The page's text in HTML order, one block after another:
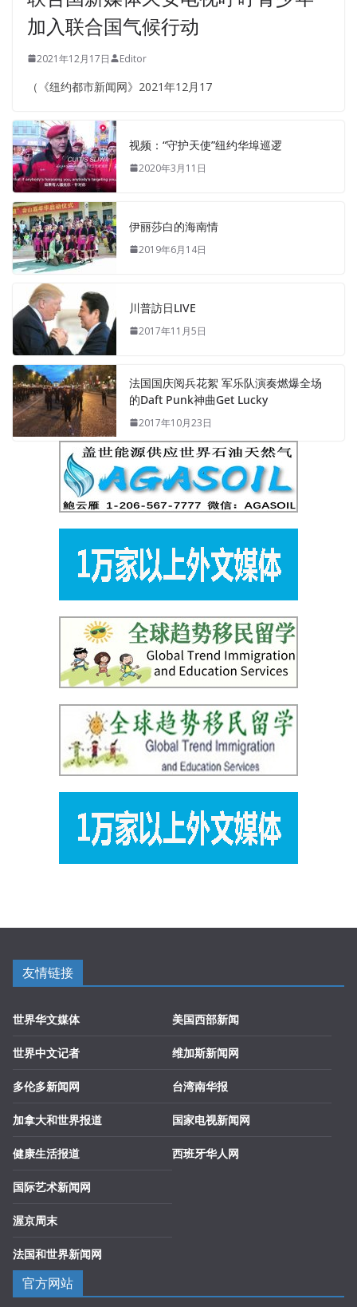
加入联合国气候行动
2021年12月17日 Editor
（《纽约都市新闻网》2021年12月17
视频：“守护天使”纽约华埠巡逻
2020年3月11日
伊丽莎白的海南情
2019年6月14日
川普訪日LIVE
2017年11月5日
法国国庆阅兵花絮 军乐队演奏燃爆全场
的Daft Punk神曲Get Lucky
2017年10月23日
友情链接
世界华文媒体
世界中文记者
多伦多新闻网
加拿大和世界报道
健康生活报道
国际艺术新闻网
渥京周末
法国和世界新闻网
美国西部新闻
维加斯新闻网
台湾南华报
国家电视新闻网
西班牙华人网
官方网站